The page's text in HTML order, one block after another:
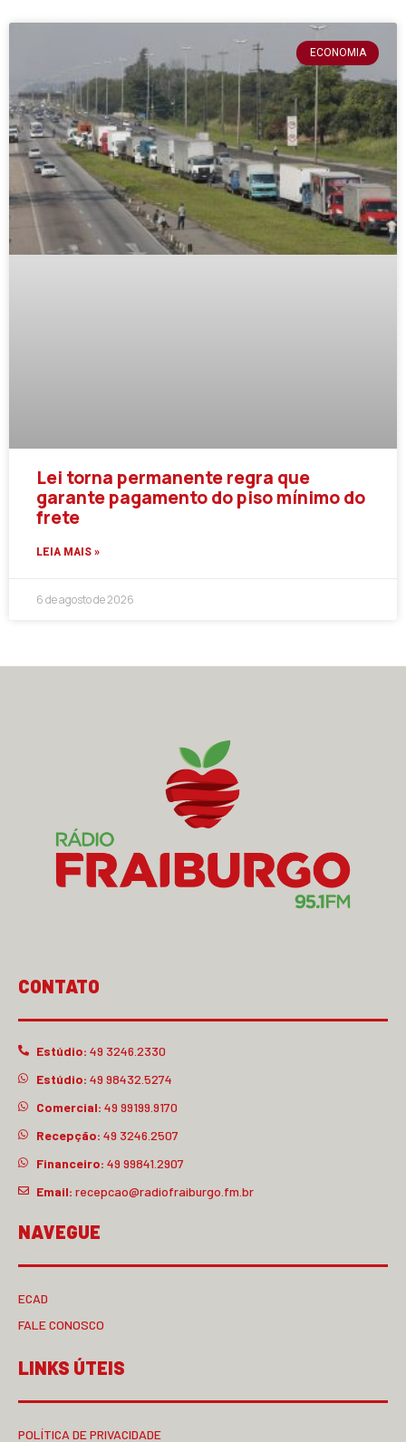
ECONOMIA
Lei torna permanente regra que
garante pagamento do piso mínimo do
frete
LEIA MAIS »
6 de agosto de 2026
CONTATO
Estúdio: 49 3246.2330
Estúdio: 49 98432.5274
Comercial: 49 99199.9170
Recepção: 49 3246.2507
Financeiro: 49 99841.2907
Email: recepcao@radiofraiburgo.fm.br
NAVEGUE
ECAD
FALE CONOSCO
LINKS ÚTEIS
POLÍTICA DE PRIVACIDADE